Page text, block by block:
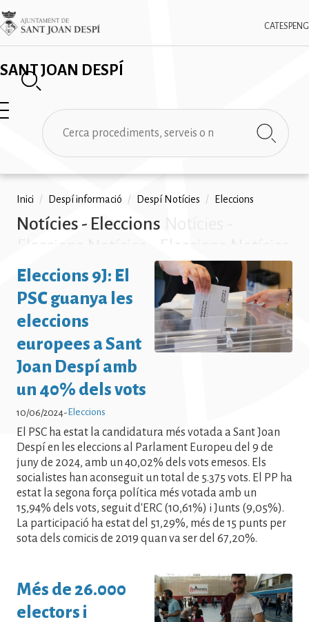
Vés
al
contingut
SANT JOAN DESPÍ
CAT ESPENG
Imatge
✕
Cerca
Fil
d'ariadna
Inici / Despí informació / Despí Notícies / Eleccions
Notícies - Eleccions
- Eleccions Notícies - Eleccions
Notícies - Eleccions Notícies -
Eleccions Notícies - Eleccions Notícies
- Eleccions Notícies - Eleccions
Notícies - Eleccions Notícies -
Eleccions Notícies - Eleccions
Eleccions 9J: El
PSC guanya les
eleccions
europees a Sant
Joan Despí amb
un 40% dels vots
10/06/2024- Eleccions
El PSC ha estat la candidatura més votada a Sant Joan
Despí en les eleccions al Parlament Europeu del 9 de
juny de 2024, amb un 40,02% dels vots emesos. Els
socialistes han aconseguit un total de 5.375 vots. El PP ha
estat la segona força política més votada amb un
15,94% dels vots, seguit d'ERC (10,61%) i Junts (9,05%).
La participació ha estat del 51,29%, més de 15 punts per
sota dels comicis de 2019 quan va ser del 67,20%.
Més de 26.000
electors i